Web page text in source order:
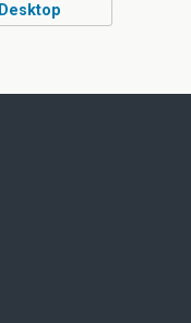
Desktop